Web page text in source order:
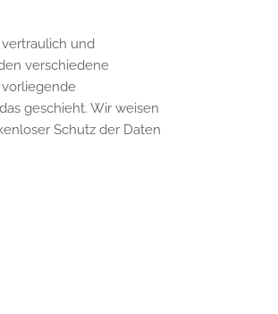
und
verschiedene
geschieht. Wir weisen
Schutz der Daten